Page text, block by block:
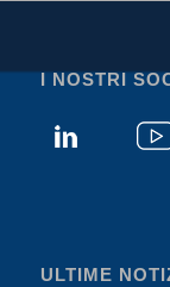
I NOSTRI
ULTIME